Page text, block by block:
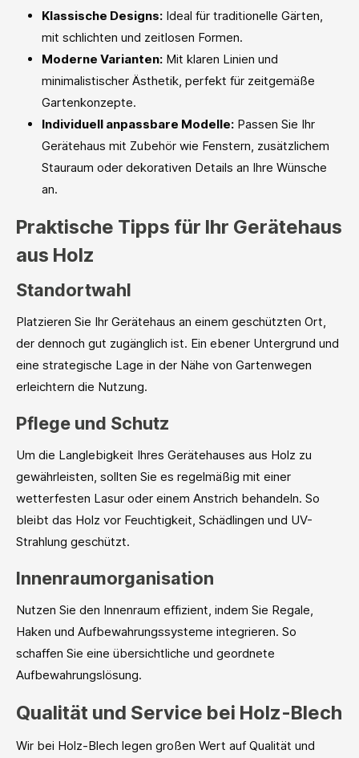
Klassische Designs: Ideal für traditionelle Gärten,
mit schlichten und zeitlosen Formen.
Moderne Varianten: Mit klaren Linien und
minimalistischer Ästhetik, perfekt für zeitgemäße
Gartenkonzepte.
Individuell anpassbare Modelle: Passen Sie Ihr
Gerätehaus mit Zubehör wie Fenstern, zusätzlichem
Stauraum oder dekorativen Details an Ihre Wünsche
an.
Praktische Tipps für Ihr Gerätehaus
aus Holz
Standortwahl
Platzieren Sie Ihr Gerätehaus an einem geschützten Ort,
der dennoch gut zugänglich ist. Ein ebener Untergrund und
eine strategische Lage in der Nähe von Gartenwegen
erleichtern die Nutzung.
Pflege und Schutz
Um die Langlebigkeit Ihres Gerätehauses aus Holz zu
gewährleisten, sollten Sie es regelmäßig mit einer
wetterfesten Lasur oder einem Anstrich behandeln. So
bleibt das Holz vor Feuchtigkeit, Schädlingen und UV-
Strahlung geschützt.
Innenraumorganisation
Nutzen Sie den Innenraum effizient, indem Sie Regale,
Haken und Aufbewahrungssysteme integrieren. So
schaffen Sie eine übersichtliche und geordnete
Aufbewahrungslösung.
Qualität und Service bei Holz-Blech
Wir bei Holz-Blech legen großen Wert auf Qualität und